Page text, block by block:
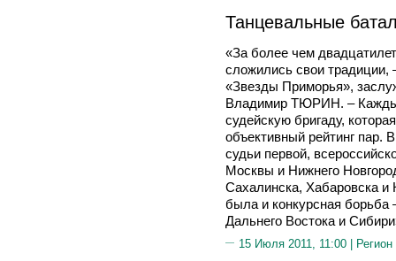
Танцевальные
«За более чем
сложились свои традиции,
«Звезды Приморья»,
Владимир ТЮРИН. –
судейскую бригаду,
объективный рейтинг пар.
судьи первой,
Москвы и Нижнего
Сахалинска, Хабаровска
была и конкурсная
Дальнего Востока и
15 Июля 2011, 11:00 | Регион